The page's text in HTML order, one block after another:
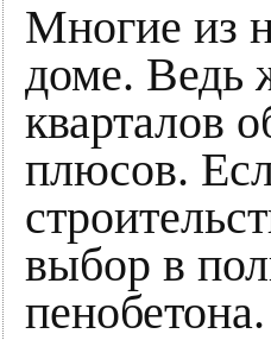
Многие из
доме. Ведь
кварталов
плюсов.
выбор в
пенобетона.